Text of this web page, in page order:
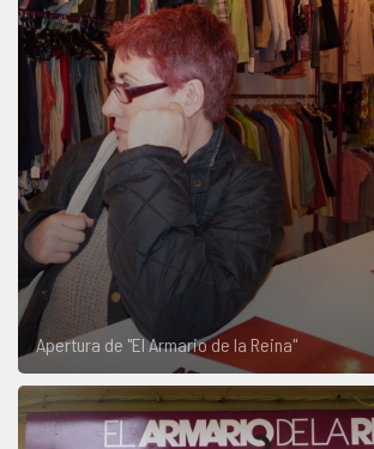
Apertura de "El Armario de la Reina"